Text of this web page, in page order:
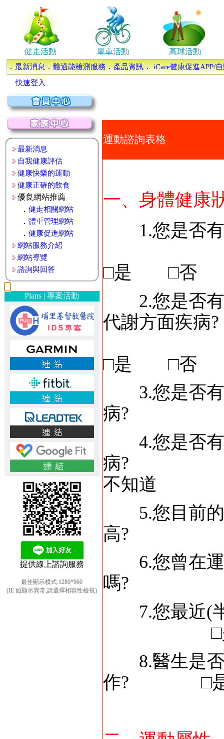
健走活動 單車活動
高球活動
．最新消息．體適能檢測服務．產品資訊．iCare健康促進APP/
快速登入
最新消息
自我健康評估
健康快樂的運動
健康正確的飲食
優良網站推薦
． 健走相關網站
． 體重管理網站
． 健康促進網站
網站服務介紹
網站導覽
諮詢與回答
Plans | 專案活動
提供線上諮詢服務
最佳顯示模式:1280*960
(IE 如顯示異常,請選擇相容性檢視)
運動諮詢表格
一、身體健康
1.您是否有
□是 □否 □
2.您是否有
代謝方面疾病?
□是 □否 □
3.您是否有
病?
4.您是否有
病
不知道
5.您目前的
高?
6.您曾在運
嗎?
7.您最近
□是 □
8.醫生是否
作? □是